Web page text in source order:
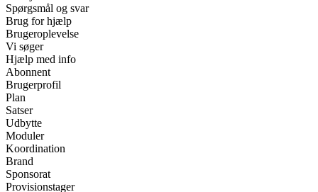
Spørgsmål og svar
Brug for hjælp
Brugeroplevelse
Vi søger
Hjælp med info
Abonnent
Brugerprofil
Plan
Satser
Udbytte
Moduler
Koordination
Brand
Sponsorat
Provisionstager